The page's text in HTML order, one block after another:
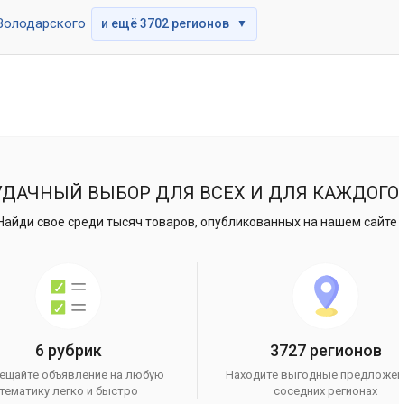
и ещё 3702 регионов ▼
ВЫБОР ДЛЯ ВСЕХ И ДЛЯ
свое среди тысяч товаров, опубликованных на нашем сайте
6 рубрик
объявление на любую
тематику легко и быстро
3727 регионов
Находите выгодные
соседних регионах